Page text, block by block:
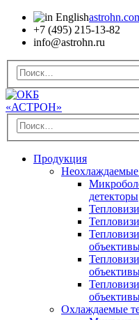
+7 (495) 215-13-82
info@astrohn.ru
Продукция
детекторы
Охлаждаемые